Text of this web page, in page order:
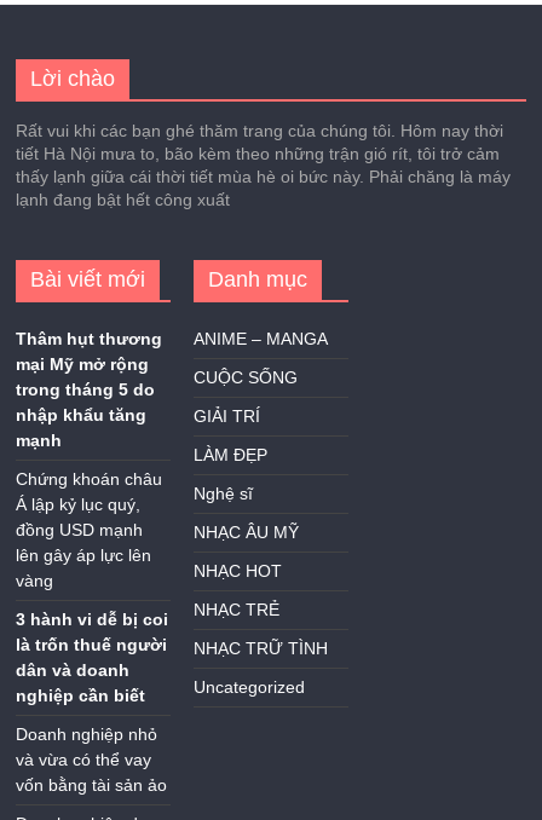
Lời chào
Rất vui khi các bạn ghé thăm trang của chúng tôi. Hôm nay thời
tiết Hà Nội mưa to, bão kèm theo những trận gió rít, tôi trở cảm
thấy lạnh giữa cái thời tiết mùa hè oi bức này. Phải chăng là máy
lạnh đang bật hết công xuất
Bài viết mới
Thâm hụt thương
mại Mỹ mở rộng
trong tháng 5 do
nhập khẩu tăng
mạnh
Chứng khoán châu
Á lập kỷ lục quý,
đồng USD mạnh
lên gây áp lực lên
vàng
3 hành vi dễ bị coi
là trốn thuế người
dân và doanh
nghiệp cần biết
Doanh nghiệp nhỏ
và vừa có thể vay
vốn bằng tài sản ảo
Danh mục
ANIME – MANGA
CUỘC SỐNG
GIẢI TRÍ
LÀM ĐẸP
Nghệ sĩ
NHẠC ÂU MỸ
NHẠC HOT
NHẠC TRẺ
NHẠC TRỮ TÌNH
Uncategorized